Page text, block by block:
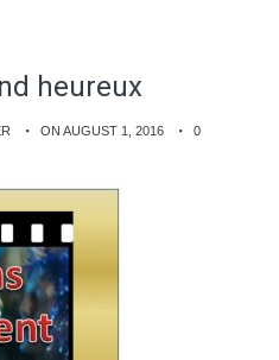
heureux
ON AUGUST 1, 2016 0